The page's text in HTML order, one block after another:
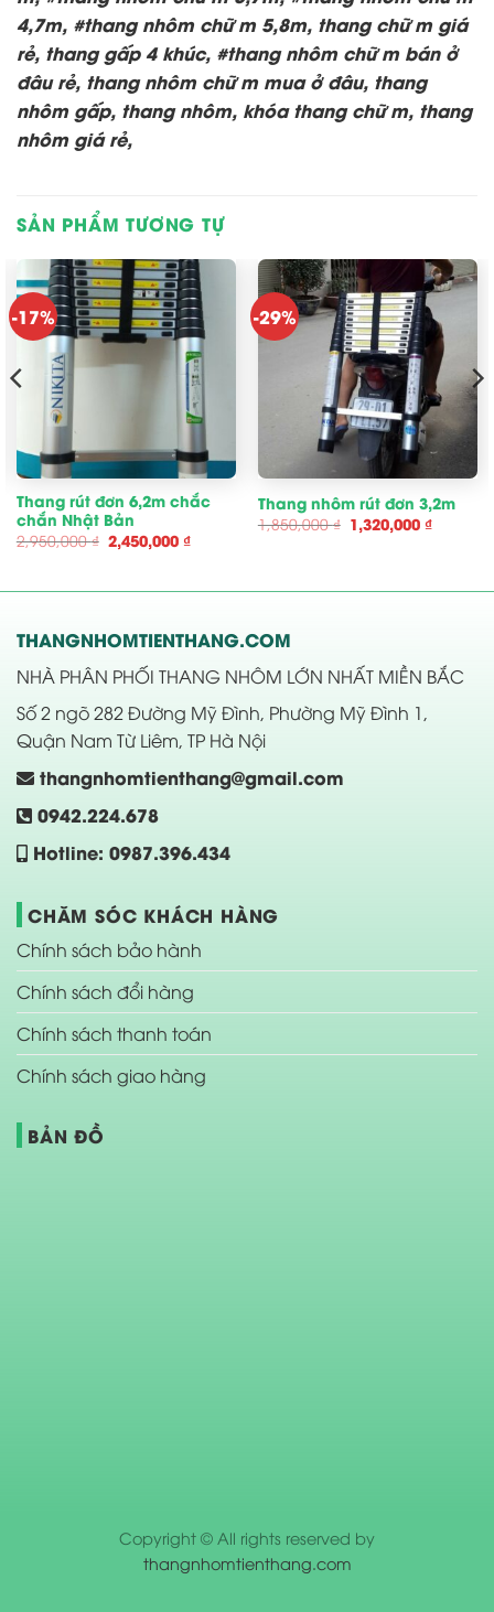
4,7m, #thang nhôm chữ m 5,8m, thang chữ m giá
rẻ, thang gấp 4 khúc, #thang nhôm chữ m bán ở
đâu rẻ, thang nhôm chữ m mua ở đâu, thang
nhôm gấp, thang nhôm, khóa thang chữ m, thang
nhôm giá rẻ,
SẢN PHẨM TƯƠNG TỰ
-17%
Thang rút đơn 6,2m chắc
chắn Nhật Bản
2,950,000₫ Giá
gốc
2,450,000 ₫Giá
hiện
2,450,000 ₫.
-29%
Thang nhôm rút đơn 3,2m
1,850,000₫ Giá
gốc
1,320,000 ₫Giá
hiện
₫.
THANGNHOMTIENTHANG.COM
NHÀ PHÂN PHỐI THANG NHÔM LỚN NHẤT MIỀN BẮC
Số 2 ngõ 282 Đường Mỹ Đình, Phường Mỹ Đình 1,
Quận Nam Từ Liêm, TP Hà Nội
thangnhomtienthang@gmail.com
0942.224.678
Hotline: 0987.396.434
CHĂM SÓC KHÁCH HÀNG
Chính sách bảo hành
Chính sách đổi hàng
Chính sách thanh toán
Chính sách giao hàng
BẢN ĐỒ
Copyright © All rights reserved by
thangnhomtienthang.com